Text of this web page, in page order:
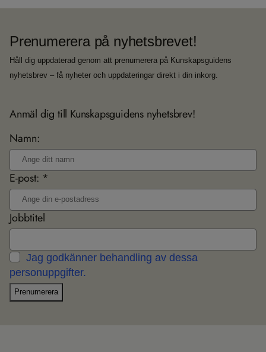
Prenumerera på nyhetsbrevet!
Håll dig uppdaterad genom att prenumerera på Kunskapsguidens
nyhetsbrev – få nyheter och uppdateringar direkt i din inkorg.
Anmäl dig till Kunskapsguidens nyhetsbrev!
Namn:
E-post: *
Jobbtitel
Jag godkänner behandling av dessa
personuppgifter.
Prenumerera